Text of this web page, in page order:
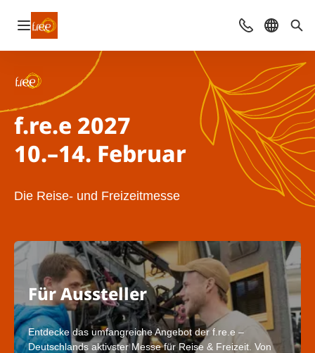
Navigation öffnen KontaktSprache
f.re.e 2027
10.–14. Februar
Die Reise- und Freizeitmesse
Für Aussteller
Entdecke das umfangreiche Angebot der f.re.e –
Deutschlands aktivster Messe für Reise & Freizeit. Von